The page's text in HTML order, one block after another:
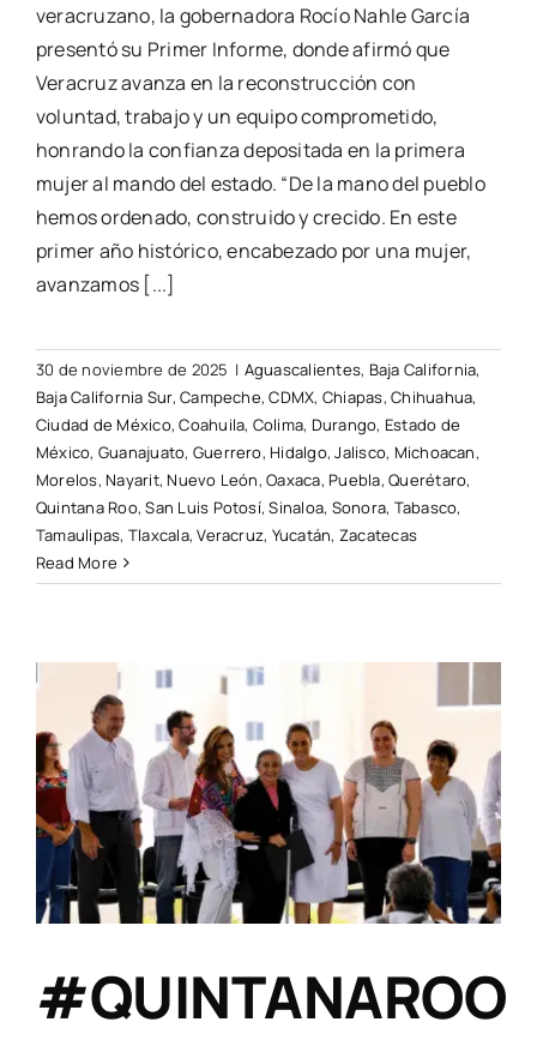
veracruzano, la gobernadora Rocío Nahle García
presentó su Primer Informe, donde afirmó que
Veracruz avanza en la reconstrucción con
voluntad, trabajo y un equipo comprometido,
honrando la confianza depositada en la primera
mujer al mando del estado. “De la mano del pueblo
hemos ordenado, construido y crecido. En este
primer año histórico, encabezado por una mujer,
avanzamos [...]
30 de noviembre de 2025 | Aguascalientes, Baja California,
Baja California Sur,Campeche,CDMX, Chiapas,Chihuahua,
Ciudad de México,Coahuila, Colima, Durango, Estado de
México, Guanajuato, Guerrero, Hidalgo,Jalisco, Michoacan,
Morelos, Nayarit, Nuevo León,Oaxaca, Puebla,Querétaro,
Quintana Roo,San Luis Potosí,Sinaloa, Sonora, Tabasco,
Tamaulipas, Tlaxcala,Veracruz, Yucatán, Zacatecas
Read More
#QUINTANAROO